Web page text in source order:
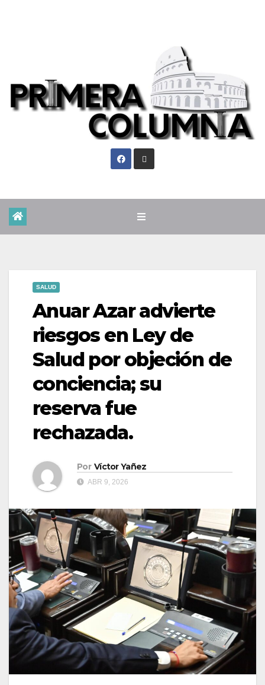
SALUD
Anuar Azar advierte
riesgos en Ley de
Salud por objeción de
conciencia; su
reserva fue
rechazada.
Por Víctor Yañez
ABR 9, 2026